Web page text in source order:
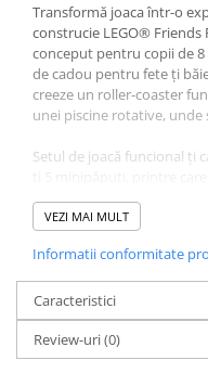
Dragon Ball
Pokemon
One Piece
Lord of The Rings
Naruto Shippuden
Harry Potter
Star Trek
Fallout
Stranger Things
Collectibles
Transformă joaca într-o
construcie LEGO® Friends
conceput pentru copii de 8
de cadou pentru fete ţi
creeze un roller-coaster
unei piscine rotative, unde
Setul de joacă funcional ţi
poate fi schimbat pentru a
sirene, Serina ţi Azuria,
Iubitorii de parcuri de
posibilităi de joacă ţi
coaster, care prezintă
intrare cu bilete, harta
Copiii se pot bucura de o
VEZI MAI MULT
Informatii conformitate
Caracteristici
Review-uri(0)